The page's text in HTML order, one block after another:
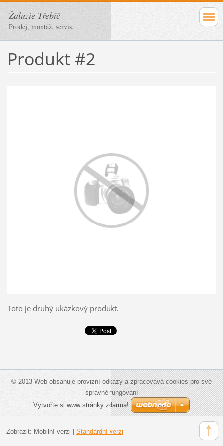
Žaluzie Třebíč
Prodej, montáž, servis.
Produkt #2
Toto je druhý ukázkový produkt.
© 2013 Web obsahuje provizní odkazy a zpracovává cookies pro své
správné fungování
Vytvořte si www stránky zdarma!
Zobrazit: Mobilní verzi | Standardní verzi